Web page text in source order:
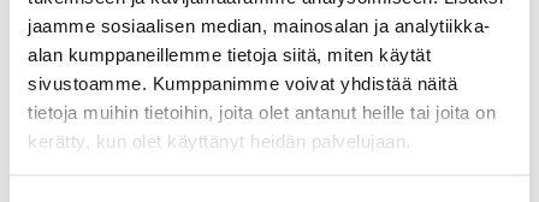
jaamme sosiaalisen median, mainosalan ja analytiikka-
alan kumppaneillemme tietoja siitä, miten käytät
sivustoamme. Kumppanimme voivat yhdistää näitä
tietoja muihin tietoihin, joita olet antanut heille tai joita on
kerätty, kun olet käyttänyt heidän palvelujaan.
Uusi auto
2026 1 km Sähkö Espoo